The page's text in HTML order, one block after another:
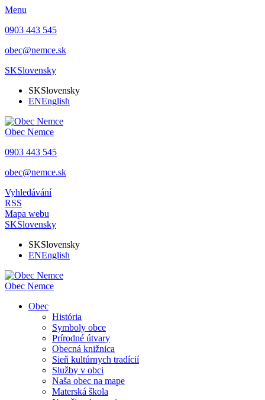
Menu
0903 443 545
obec@nemce.sk
SKSlovensky
SKSlovensky
ENEnglish
Obec Nemce
0903 443 545
obec@nemce.sk
Vyhledávání
RSS
Mapa webu
SKSlovensky
SKSlovensky
ENEnglish
Obec Nemce
Obec
História
Symboly obce
Prírodné útvary
Obecná knižnica
Sieň kultúrnych tradícií
Služby v obci
Naša obec na mape
Materská škola